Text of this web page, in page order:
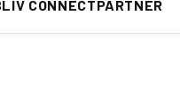
CONNECTPARTNER